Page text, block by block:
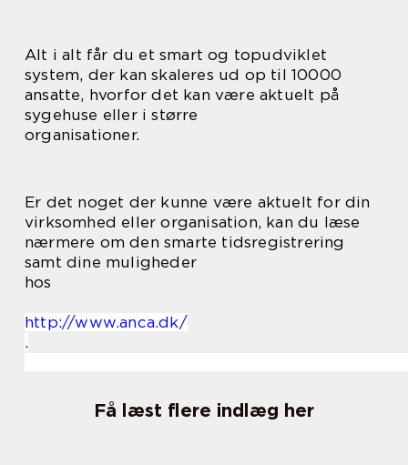
Alt i alt får du et smart og topudviklet
system, der kan skaleres ud op til 10000
ansatte, hvorfor det kan være aktuelt på
sygehuse eller i større
organisationer.
Er det noget der kunne være aktuelt for din
virksomhed eller organisation, kan du læse
nærmere om den smarte tidsregistrering
samt dine muligheder
hos
http://www.anca.dk/
.
Få læst flere indlæg her